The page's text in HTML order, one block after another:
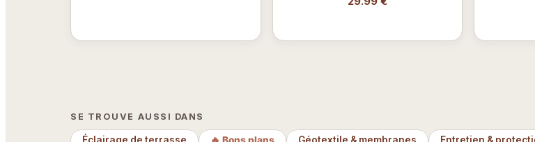
SE TROUVE AUSSI DANS